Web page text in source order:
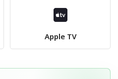
Apple TV